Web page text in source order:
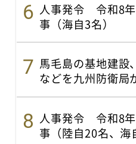
人事発令 令和8
事（海自3名）
馬毛島の基地建設
などを九州防衛局
人事発令 令和8
事（陸自20名、海